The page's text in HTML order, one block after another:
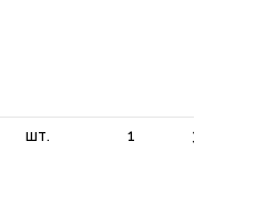
шт. 1 3200,00